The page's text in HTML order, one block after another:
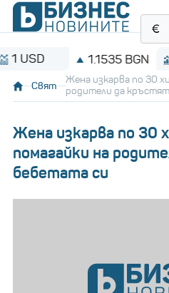
1.1535 BGN
Свят
Жена изкарва по 30
родители да
Жена изкарва по 30
помагайки на
бебетата си